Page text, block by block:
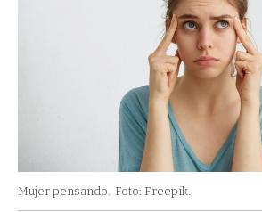
Mujer pensando. Foto: Freepik.